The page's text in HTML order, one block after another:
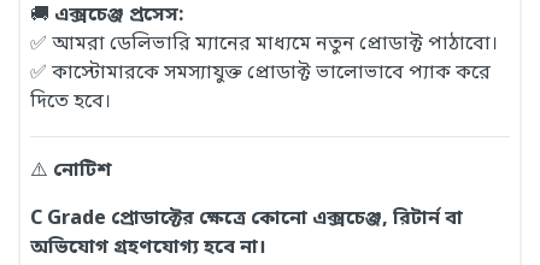
🚚 এক্সচেঞ্জ প্রসেস:
✅ আমরা ডেলিভারি ম্যানের মাধ্যমে নতুন প্রোডাক্ট পাঠাবো।
✅ কাস্টোমারকে সমস্যাযুক্ত প্রোডাক্ট ভালোভাবে প্যাক করে
দিতে হবে।
⚠️ নোটিশ
C Grade প্রোডাক্টের ক্ষেত্রে কোনো এক্সচেঞ্জ, রিটার্ন বা
অভিযোগ গ্রহণযোগ্য হবে না।